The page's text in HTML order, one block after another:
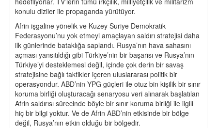
konulu diziler ile propaganda yürütüyor.
Afrin işgaline yönelik ve Kuzey Suriye Demokratik
Federasyonu’nu yok etmeyi amaçlayan saldırı stratejisi daha
ilk günlerinde bataklığa saplandı. Rusya’nın hava sahasını
açması yansıtıldığı gibi Türkiye’nin bir başarısı ve Rusya’nın
Türkiye’yi desteklemesi değil, içinde çok derin bir savaş
stratejisine bağlı taktikler içeren uluslararası politik bir
operasyondur. ABD’nin YPG güçleri ile otuz bin kişilik bir sınır
koruma birliği oluşturacağı senaryosu veri alınarak başlatılan
Afrin saldırısı sürecinde böyle bir sınır koruma birliği ile ilgili
hiç bir bilgi yoktur. Ve de Afrin ABD’nin etkisinde bir bölge
değil, Rusya’nın etkin olduğu bir bölgedir.